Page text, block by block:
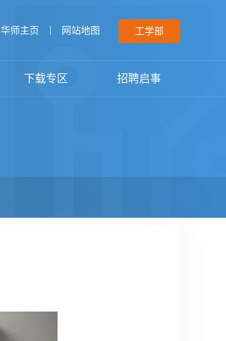
华师主页 网站地图 工学部
下载专区 招聘启事